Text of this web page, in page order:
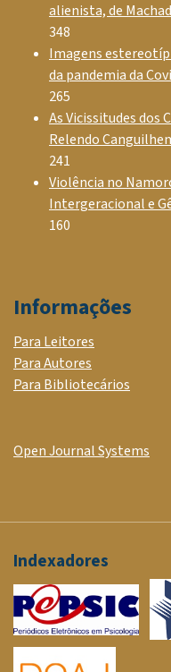
alienista, de
348
Imagens
da pandemia da
265
As Vicissitudes dos
Relendo
241
Violência no
Intergeracional e
160
Informações
Para Leitores
Para Autores
Para Bibliotecários
Open Journal Systems
Indexadores